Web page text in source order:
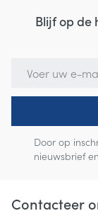
Blijf op de
Door op
nieuwsbrief
Contacteer